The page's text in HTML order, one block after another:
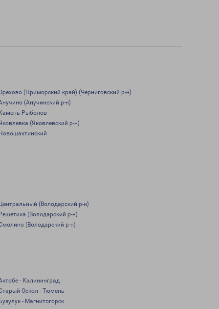
(Приморский край) (Черниговский р-н)
(Анучинский р-н)
Рыболов
(Яковлевский р-н)
(Володарский р-н)
(Володарский р-н)
(Володарский р-н)
- Калининград
Оскол - Тюмень
- Магнитогорск